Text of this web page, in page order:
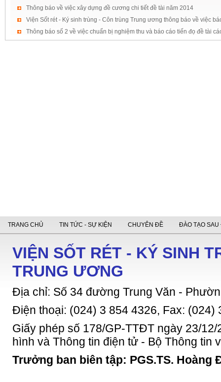
Thông báo về việc xây dựng đề cương chi tiết đề tài năm 2014
Viện Sốt rét - Ký sinh trùng - Côn trùng Trung ương thông báo về việc
Thông báo số 2 về việc chuẩn bị nghiệm thu và báo cáo tiến đọ đề tài
TRANG CHỦ TIN TỨC - SỰ KIỆN CHUYÊN ĐỀ ĐÀO TẠO SAU
VIỆN SỐT RÉT - KÝ SINH
TRUNG ƯƠNG
Địa chỉ: Số 34 đường Trung Văn -
Điện thoại: (024) 3 854 4326, Fax: (024)
Giấy phép số 178/GP-TTĐT ngày 23/
hình và Thông tin điện tử - Bộ Thông tin
Trưởng ban biên tập: PGS.TS. Hoàng